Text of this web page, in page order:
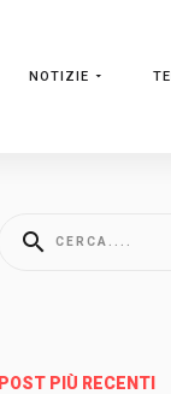
NOTIZIE
POST PIÙ RECENTI